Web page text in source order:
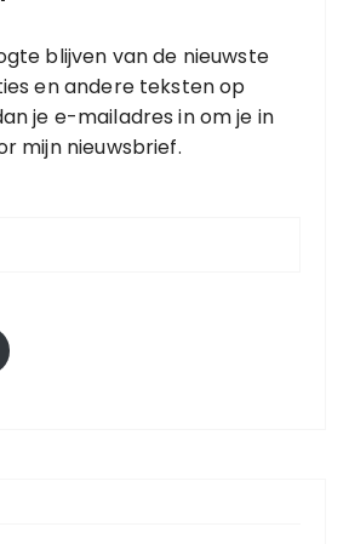
blijven van de nieuwste
en andere teksten op
je e-mailadres in om je in
mijn nieuwsbrief.